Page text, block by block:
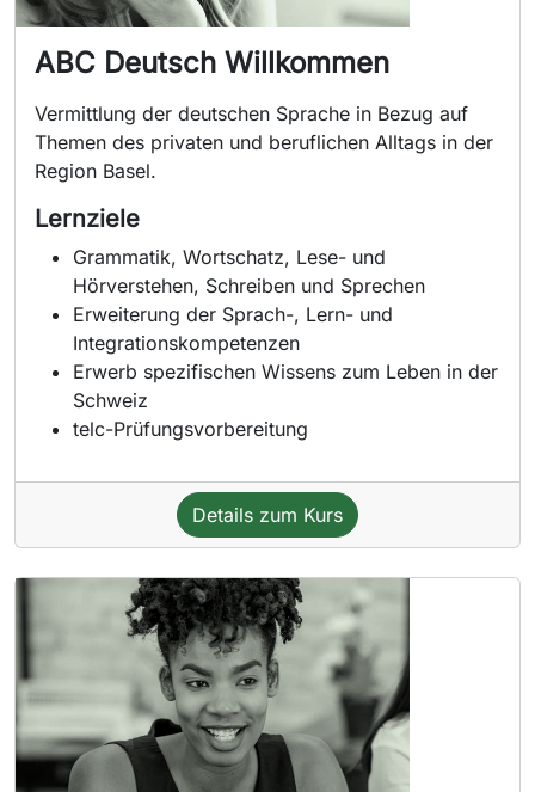
ABC Deutsch Willkommen
Vermittlung der deutschen Sprache in Bezug auf
Themen des privaten und beruflichen Alltags in der
Region Basel.
Lernziele
Grammatik, Wortschatz, Lese- und
Hörverstehen, Schreiben und Sprechen
Erweiterung der Sprach-, Lern- und
Integrationskompetenzen
Erwerb spezifischen Wissens zum Leben in der
Schweiz
telc-Prüfungsvorbereitung
Details zum Kurs